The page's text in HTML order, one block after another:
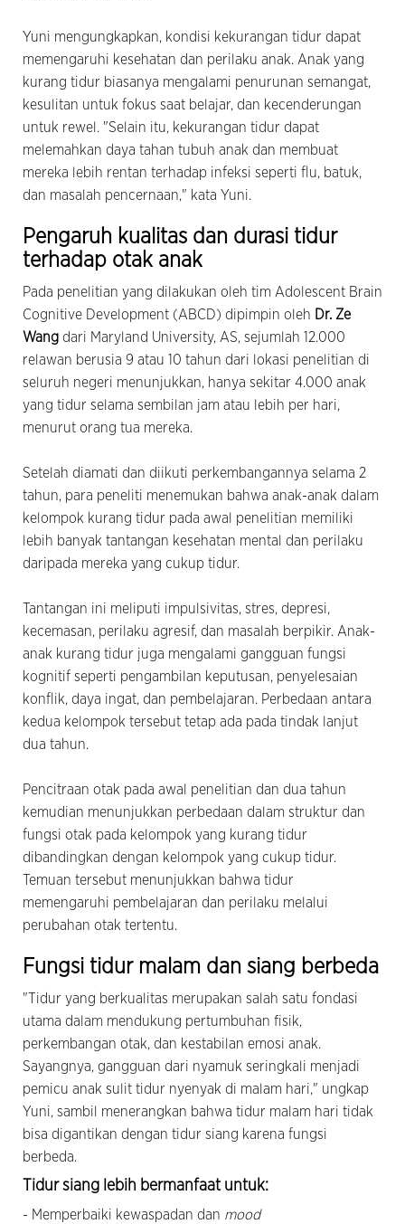
Yuni mengungkapkan, kondisi kekurangan tidur dapat
memengaruhi kesehatan dan perilaku anak. Anak yang
kurang tidur biasanya mengalami penurunan semangat,
kesulitan untuk fokus saat belajar, dan kecenderungan
untuk rewel. "Selain itu, kekurangan tidur dapat
melemahkan daya tahan tubuh anak dan membuat
mereka lebih rentan terhadap infeksi seperti flu, batuk,
dan masalah pencernaan," kata Yuni.
Pengaruh kualitas dan durasi tidur
terhadap otak anak
Pada penelitian yang dilakukan oleh tim Adolescent Brain
Cognitive Development (ABCD) dipimpin oleh Dr. Ze
Wang dari Maryland University, AS, sejumlah 12.000
relawan berusia 9 atau 10 tahun dari lokasi penelitian di
seluruh negeri menunjukkan, hanya sekitar 4.000 anak
yang tidur selama sembilan jam atau lebih per hari,
menurut orang tua mereka.
Setelah diamati dan diikuti perkembangannya selama 2
tahun, para peneliti menemukan bahwa anak-anak dalam
kelompok kurang tidur pada awal penelitian memiliki
lebih banyak tantangan kesehatan mental dan perilaku
daripada mereka yang cukup tidur.
Tantangan ini meliputi impulsivitas, stres, depresi,
kecemasan, perilaku agresif, dan masalah berpikir. Anak-
anak kurang tidur juga mengalami gangguan fungsi
kognitif seperti pengambilan keputusan, penyelesaian
konflik, daya ingat, dan pembelajaran. Perbedaan antara
kedua kelompok tersebut tetap ada pada tindak lanjut
dua tahun.
Pencitraan otak pada awal penelitian dan dua tahun
kemudian menunjukkan perbedaan dalam struktur dan
fungsi otak pada kelompok yang kurang tidur
dibandingkan dengan kelompok yang cukup tidur.
Temuan tersebut menunjukkan bahwa tidur
memengaruhi pembelajaran dan perilaku melalui
perubahan otak tertentu.
Fungsi tidur malam dan siang berbeda
"Tidur yang berkualitas merupakan salah satu fondasi
utama dalam mendukung pertumbuhan fisik,
perkembangan otak, dan kestabilan emosi anak.
Sayangnya, gangguan dari nyamuk seringkali menjadi
pemicu anak sulit tidur nyenyak di malam hari," ungkap
Yuni, sambil menerangkan bahwa tidur malam hari tidak
bisa digantikan dengan tidur siang karena fungsi
berbeda.
Tidur siang lebih bermanfaat untuk:
- Memperbaiki kewaspadan dan mood